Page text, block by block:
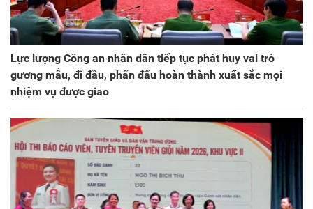
Lực lượng Công an nhân dân tiếp tục phát huy vai trò
gương mẫu, đi đầu, phấn đấu hoàn thành xuất sắc mọi
nhiệm vụ được giao